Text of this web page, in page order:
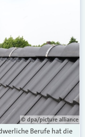
© dpa/picture alliance
Berufe hat die